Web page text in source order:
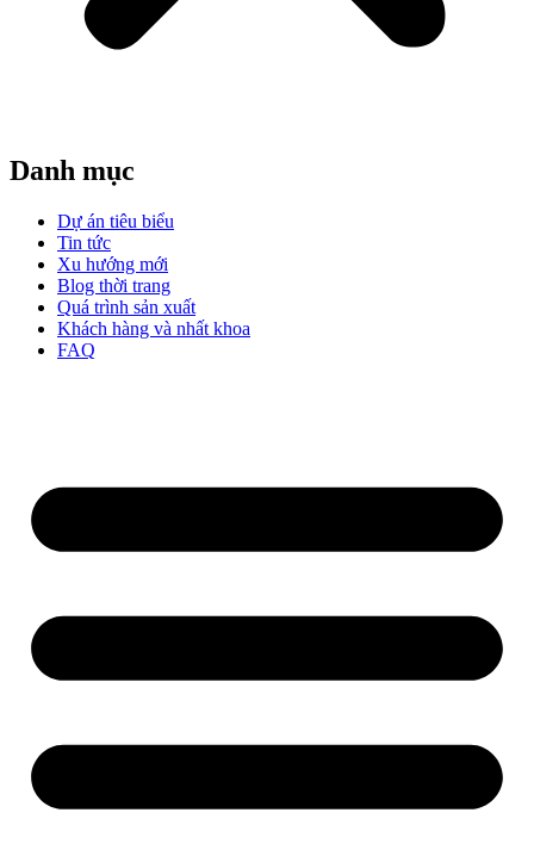
Danh mục
Dự án tiêu biểu
Tin tức
Xu hướng mới
Blog thời trang
Quá trình sản xuất
Khách hàng và nhất khoa
FAQ